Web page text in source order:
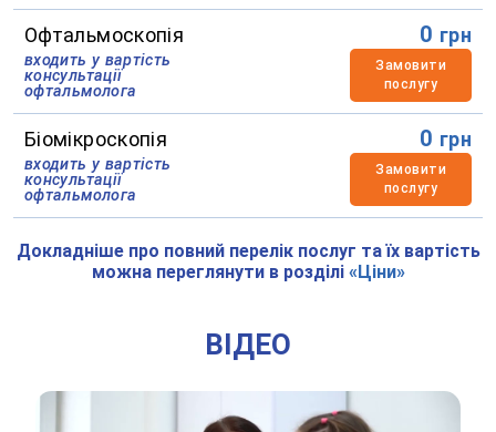
Офтальмоскопія
входить у вартість
консультації
офтальмолога
0 грн
Замовити
послугу
Біомікроскопія
входить у вартість
консультації
офтальмолога
0 грн
Замовити
послугу
Докладніше про повний перелік послуг та їх вартість
можна переглянути в розділі «Ціни»
ВІДЕО